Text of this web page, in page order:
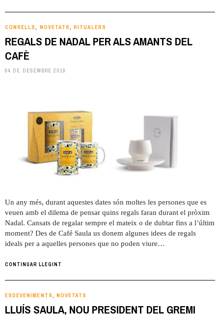
CONSELLS NOVETATS RITUALERS
REGALS DE NADAL PER ALS AMANTS DEL
CAFÈ
04 DE DESEMBRE 2019
Un any més, durant aquestes dates són moltes les persones que es
veuen amb el dilema de pensar quins regals faran durant el pròxim
Nadal. Cansats de regalar sempre el mateix o de dubtar fins a l’últim
moment? Des de Café Saula us donem algunes idees de regals
ideals per a aquelles persones que no poden viure…
CONTINUAR LLEGINT
ESDEVENIMENTS NOVETATS
LLUÍS SAULA, NOU PRESIDENT DEL GREMI